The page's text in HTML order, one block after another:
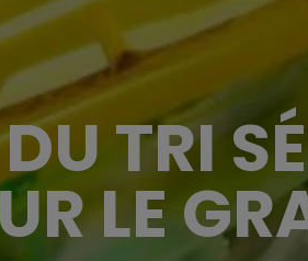
TRI
LE